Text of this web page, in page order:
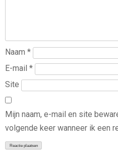
Naam *
E-mail *
Site
Mijn naam, e-mail en site
volgende keer wanneer ik een